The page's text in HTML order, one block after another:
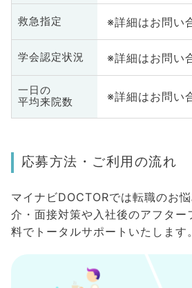
救急指定 ※詳細はお問い
学会認定状況 ※詳細はお問い
一日の
平均来院数
※詳細はお問い
応募方法・ご利用の流れ
マイナビDOCTORでは転職のお
介・面接対策や入社後のアフター
料でトータルサポートいたします。